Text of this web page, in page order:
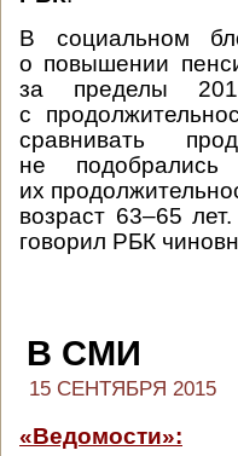
В социальном
о повышении
за пределы
с
сравнивать
не
их
возраст 63–65
говорил РБК
В СМИ
15 СЕНТЯБРЯ 2015
«Ведомости»: